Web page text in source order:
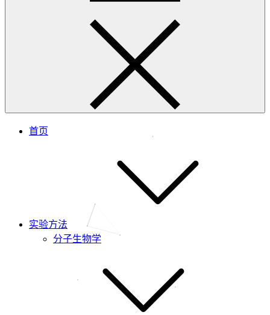
首页
实验方法
分子生物学